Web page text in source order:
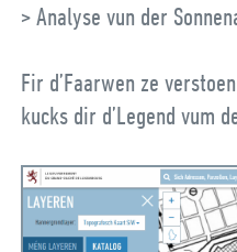
> Analyse vun der
Fir d’Faarwen ze
kucks dir d’Legend vum